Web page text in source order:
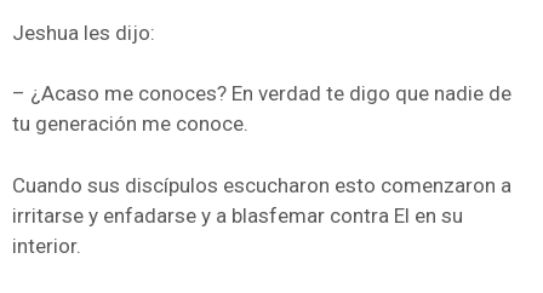
Jeshua les dijo:
– ¿Acaso me conoces? En verdad te digo que nadie de
tu generación me conoce.
Cuando sus discípulos escucharon esto comenzaron a
irritarse y enfadarse y a blasfemar contra El en su
interior.